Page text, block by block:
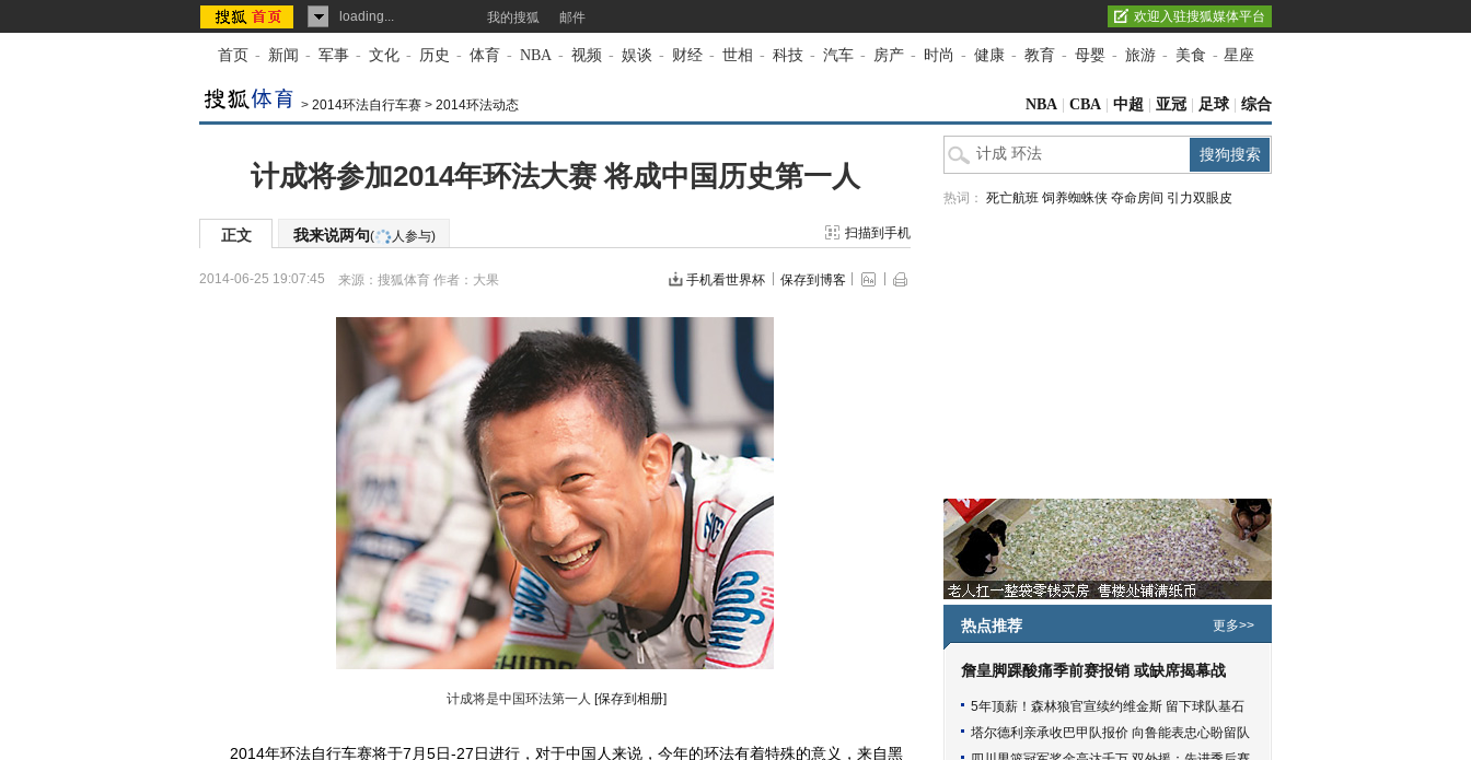
loading... 我的搜狐 邮件 欢迎入驻搜狐媒体平台
首页 - 新闻 - 军事 - 文化 - 历史 - 体育 - NBA - 视频 - 娱谈 - 财经 - 世相 - 科技 - 汽车 - 房产 - 时尚 - 健康 - 教育 - 母婴 - 旅游 - 美食 - 星座
> 2014环法自行车赛 > 2014环法动态 NBA CBA 中超 亚冠 足球 综合
计成将参加2014年环法大赛 将成中国历史第一人
正文 我来说两句( 人参与) 扫描到手机
2014-06-25 19:07:45 来源： 搜狐体育 作者：大果 手机看世界杯 保存到博客
计成将是中国环法第一人 [保存到相册]
2014年环法自行车赛将于7月5日-27日进行，对于中国人来说，今年的环法有着特殊的意义，来自黑
热词： 死亡航班 饲养蜘蛛侠 夺命房间 引力双眼皮
热点推荐 更多>>
詹皇脚踝酸痛季前赛报销 或缺席揭幕战
5年顶薪！森林狼官宣续约维金斯 留下球队基石
塔尔德利亲承收巴甲队报价 向鲁能表忠心盼留队